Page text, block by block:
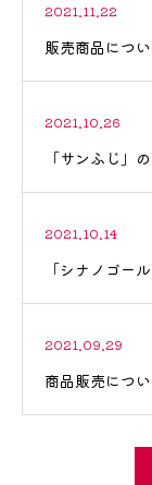
2021.11.22
販売商品につい
2021.10.26
「サンふじ」
2021.10.14
「シナノゴー
2021.09.29
商品販売につい